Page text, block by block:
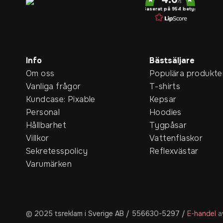
/5
Baserat på 954 betyg
Info
Om oss
Vanliga frågor
Kundcase: Pixable
Personal
Hållbarhet
Villkor
Sekretesspolicy
Varumärken
Bästsäljare
Populära
T-shirts
Kepsar
Hoodies
Tygpåsar
Vattenflaskor
Reflexvästar
© 2025 tsreklam i Sverige AB / 556630-5297 / E-handel